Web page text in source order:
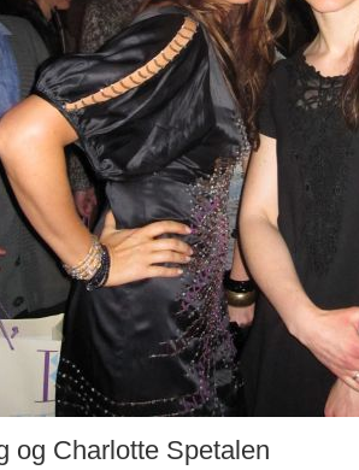
og Charlotte Spetalen